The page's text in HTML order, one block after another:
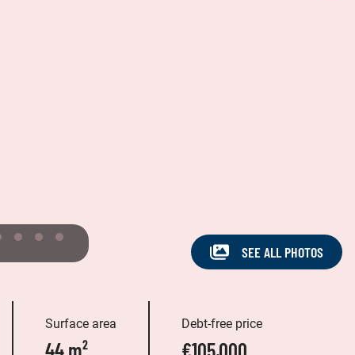
SEE ALL PHOTOS
Surface area
44 m²
Debt-free price
€105,000